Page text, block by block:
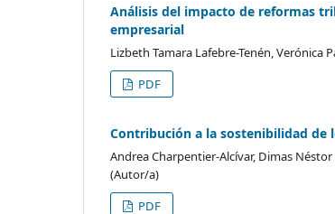
Análisis del impacto de reformas
empresarial
Lizbeth Tamara Lafebre-Tenén, Verónica
PDF
Contribución a la sostenibilidad
Andrea Charpentier-Alcívar, Dimas
(Autor/a)
PDF